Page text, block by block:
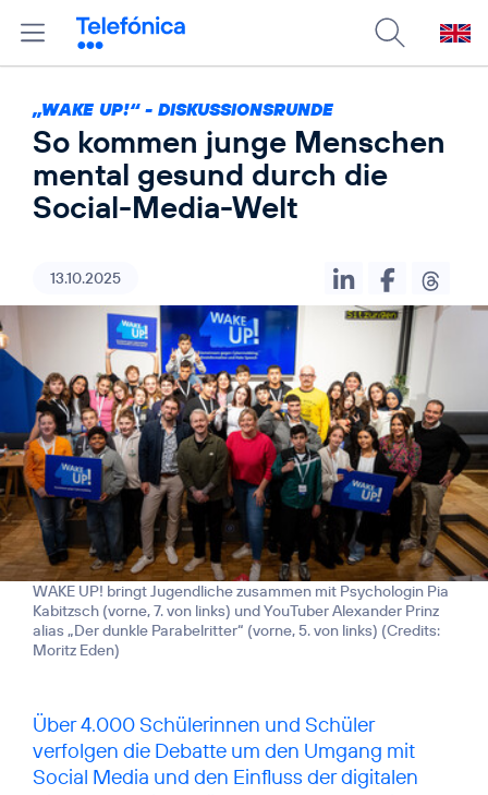
„WAKE UP!“ - DISKUSSIONSRUNDE
So kommen junge Menschen
mental gesund durch die
Social-Media-Welt
13.10.2025
WAKE UP! bringt Jugendliche zusammen mit Psychologin Pia
Kabitzsch (vorne, 7. von links) und YouTuber Alexander Prinz
alias „Der dunkle Parabelritter“ (vorne, 5. von links) (Credits:
Moritz Eden)
Über 4.000 Schülerinnen und Schüler
verfolgen die Debatte um den Umgang mit
Social Media und den Einfluss der digitalen